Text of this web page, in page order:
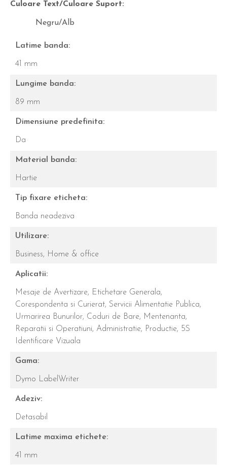
Culoare Text/Culoare Suport:
Negru/Alb
Latime banda:
41 mm
Lungime banda:
89 mm
Dimensiune predefinita:
Da
Material banda:
Hartie
Tip fixare eticheta:
Banda neadeziva
Utilizare:
Business, Home & office
Aplicatii:
Mesaje de Avertizare, Etichetare Generala,
Corespondenta si Curierat, Servicii Alimentatie Publica,
Urmarirea Bunurilor, Coduri de Bare, Mentenanta,
Reparatii si Operatiuni, Administratie, Productie, 5S
Identificare Vizuala
Gama:
Dymo LabelWriter
Adeziv:
Detasabil
Latime maxima etichete:
41 mm